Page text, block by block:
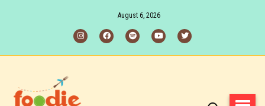
August 6, 2026